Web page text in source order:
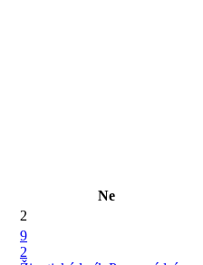
Ne
2
9
2